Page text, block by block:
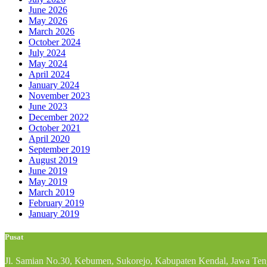
June 2026
May 2026
March 2026
October 2024
July 2024
May 2024
April 2024
January 2024
November 2023
June 2023
December 2022
October 2021
April 2020
September 2019
August 2019
June 2019
May 2019
March 2019
February 2019
January 2019
Pusat
Jl. Samian No.30, Kebumen, Sukorejo, Kabupaten Kendal, Jawa